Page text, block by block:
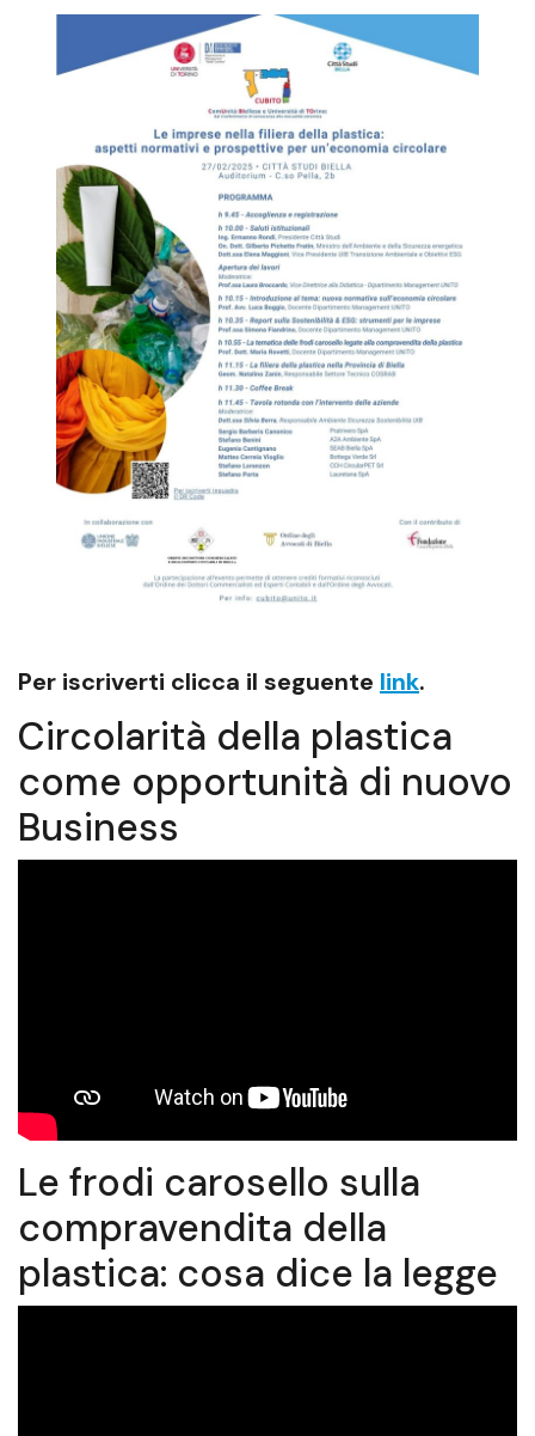
Per iscriverti clicca il seguente link.
Circolarità della plastica
come opportunità di nuovo
Business
Le frodi carosello sulla
compravendita della
plastica: cosa dice la legge